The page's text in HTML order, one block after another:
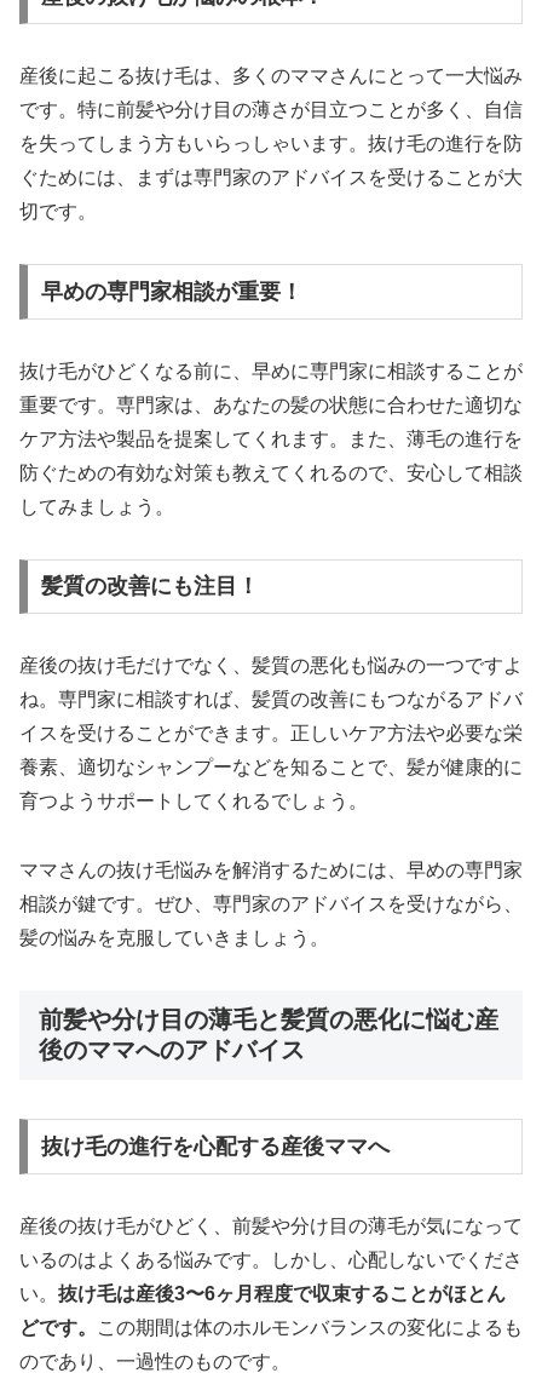
産後に起こる抜け毛は、多くのママさんにとって一大悩み
です。特に前髪や分け目の薄さが目立つことが多く、自信
を失ってしまう方もいらっしゃいます。抜け毛の進行を防
ぐためには、まずは専門家のアドバイスを受けることが大
切です。
早めの専門家相談が重要！
抜け毛がひどくなる前に、早めに専門家に相談することが
重要です。専門家は、あなたの髪の状態に合わせた適切な
ケア方法や製品を提案してくれます。また、薄毛の進行を
防ぐための有効な対策も教えてくれるので、安心して相談
してみましょう。
髪質の改善にも注目！
産後の抜け毛だけでなく、髪質の悪化も悩みの一つですよ
ね。専門家に相談すれば、髪質の改善にもつながるアドバ
イスを受けることができます。正しいケア方法や必要な栄
養素、適切なシャンプーなどを知ることで、髪が健康的に
育つようサポートしてくれるでしょう。
ママさんの抜け毛悩みを解消するためには、早めの専門家
相談が鍵です。ぜひ、専門家のアドバイスを受けながら、
髪の悩みを克服していきましょう。
前髪や分け目の薄毛と髪質の悪化に悩む産
後のママへのアドバイス
抜け毛の進行を心配する産後ママへ
産後の抜け毛がひどく、前髪や分け目の薄毛が気になって
いるのはよくある悩みです。しかし、心配しないでくださ
い。 抜け毛は産後3〜6ヶ月程度で収束することがほとん
どです。
この期間は体のホルモンバランスの変化によるも
のであり、一過性のものです。